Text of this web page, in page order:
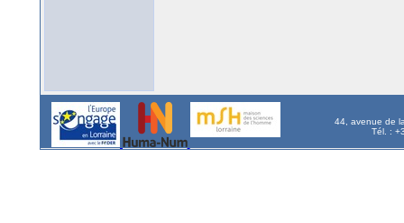
44, avenue de
Tél. :